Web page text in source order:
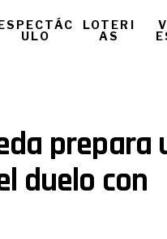
ULO
LOTERI
AS
prepara
duelo con